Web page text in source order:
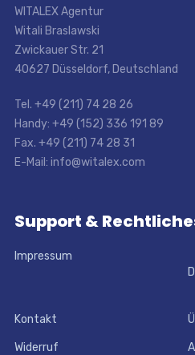
WITALEX Agentur
Witali Braslawski
Zwickauer Str. 21
40627 Düsseldorf, Deutschland
Tel. +49 (211) 74 28 26
Handy: +49 (152) 336 191 89
Fax. +49 (211) 74 28 31
E-Mail: info@witalex.com
Support &
Impressum
Kontakt
Widerruf